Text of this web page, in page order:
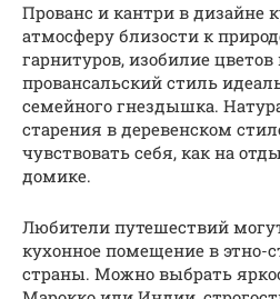
Прованс и кантри в дизайне
атмосферу близости к
гарнитуров, изобилие
провансальский стиль
семейного гнездышка.
старения в деревенском
чувствовать себя, как на
домике.
Любители путешествий
кухонное помещение в этно-
страны. Можно выбрать